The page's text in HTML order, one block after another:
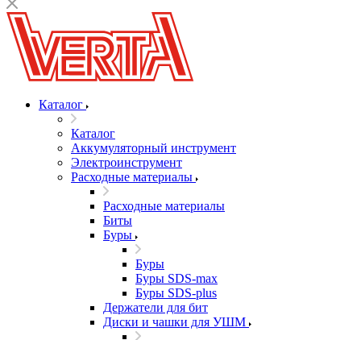
Каталог
Каталог
Аккумуляторный инструмент
Электроинструмент
Расходные материалы
Расходные материалы
Биты
Буры
Буры
Буры SDS-max
Буры SDS-plus
Держатели для бит
Диски и чашки для УШМ